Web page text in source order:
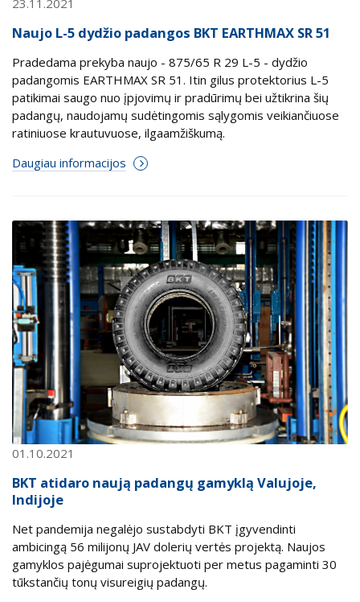
Naujo L-5 dydžio padangos BKT EARTHMAX SR 51
Pradedama prekyba naujo - 875/65 R 29 L-5 - dydžio
padangomis EARTHMAX SR 51. Itin gilus protektorius L-5
patikimai saugo nuo įpjovimų ir pradūrimų bei užtikrina šių
padangų, naudojamų sudėtingomis sąlygomis veikiančiuose
ratiniuose krautuvuose, ilgaamžiškumą.
Daugiau informacijos
01.10.2021
BKT atidaro naują padangų gamyklą Valujoje,
Indijoje
Net pandemija negalėjo sustabdyti BKT įgyvendinti
ambicingą 56 milijonų JAV dolerių vertės projektą. Naujos
gamyklos pajėgumai suprojektuoti per metus pagaminti 30
tūkstančių tonų visureigių padangų.